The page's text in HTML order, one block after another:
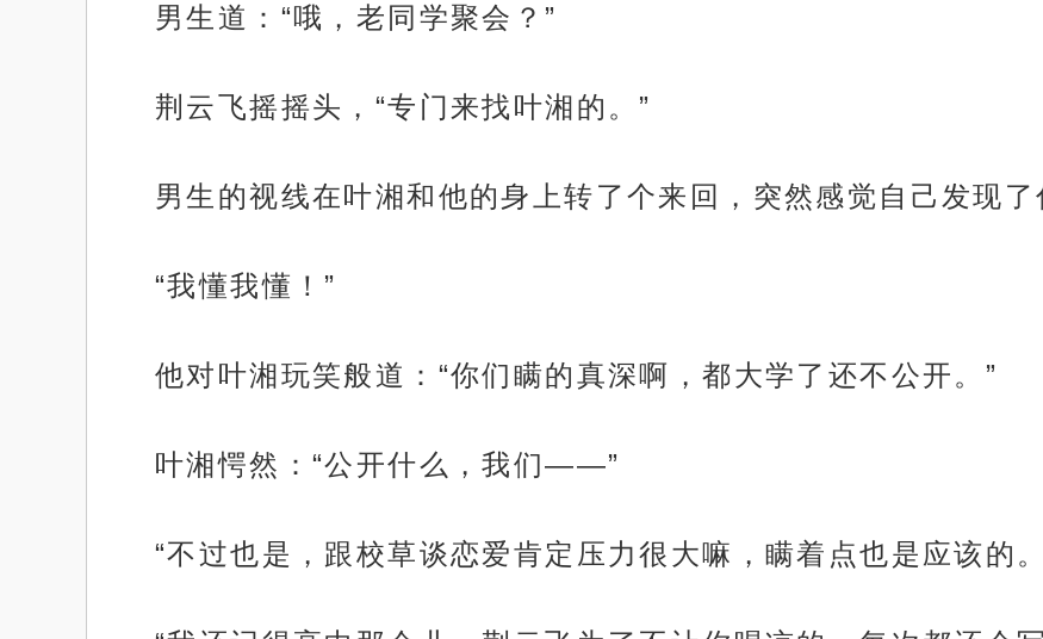
男生道：“哦，老同学聚会？”
荆云飞摇摇头，“专门来找叶湘的。”
男生的视线在叶湘和他的身上转了个来回，突然感觉自己发现了
“我懂我懂！”
他对叶湘玩笑般道：“你们瞒的真深啊，都大学了还不公开。”
叶湘愕然：“公开什么，我们——”
“不过也是，跟校草谈恋爱肯定压力很大嘛，瞒着点也是应该的